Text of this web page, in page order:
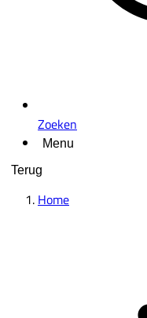
Zoeken
Menu
Terug
Home